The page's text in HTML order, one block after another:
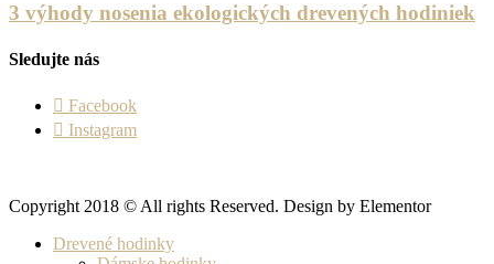
3 výhody nosenia ekologických drevených hodiniek
Sledujte nás
Facebook
Instagram
Copyright 2018 © All rights Reserved. Design by Elementor
Drevené hodinky